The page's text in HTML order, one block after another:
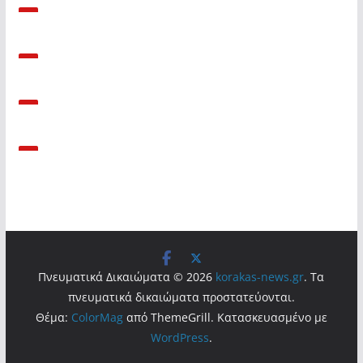
Πνευματικά Δικαιώματα © 2026 korakas-news.gr. Τα
πνευματικά δικαιώματα προστατεύονται.
Θέμα: ColorMagαπό ThemeGrill. Κατασκευασμένο με
WordPress.